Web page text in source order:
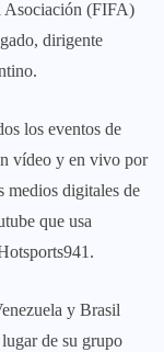
Asociación (FIFA)
dirigente
los eventos de
vídeo y en vivo por
medios digitales de
que usa
y Brasil
lugar de su grupo